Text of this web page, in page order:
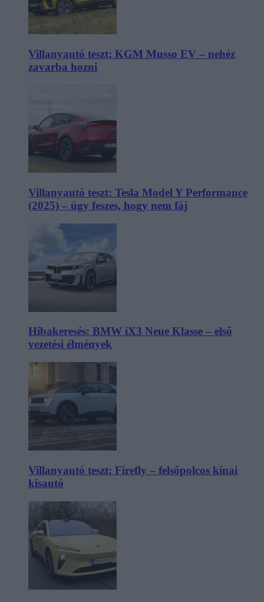
Villanyautó teszt: KGM Musso EV – nehéz
zavarba hozni
Villanyautó teszt: Tesla Model Y Performance
(2025) – úgy feszes, hogy nem fáj
Hibakeresés: BMW iX3 Neue Klasse – első
vezetési élmények
Villanyautó teszt: Firefly – felsőpolcos kínai
kisautó